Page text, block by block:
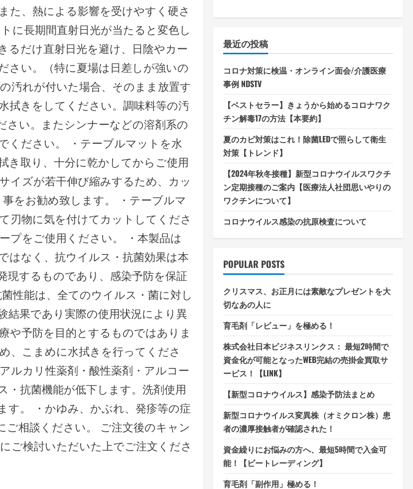
た、熱による影響を受けやすく硬さ
に長期間直射日光が当たると変色し
るだけ直射日光を避け、日陰やカー
さい。（特に夏場は日差しが強いの
汚れが付いた場合、そのまま放置す
拭きをしてください。調味料等の汚
さい。またシンナーなどの溶剤系の
ください。 ・テーブルマットを水
き取り、十分に乾かしてからご使用
イズが若干伸び縮みするため、カッ
をお勧め致します。 ・テーブルマ
刃物に気を付けてカットしてくださ
プをご使用ください。 ・本製品は
はなく、抗ウイルス・抗菌効果は本
現するものであり、感染予防を保証
性能は、全てのウイルス・菌に対し
結果であり実際の使用状況により異
や予防を目的とするものではありま
、こまめに水拭きを行ってくださ
ルカリ性薬剤・酸性薬剤・アルコー
抗菌機能が低下します。洗剤使用
す。 ・かゆみ、かぶれ、発疹等の症
相談ください。 ご注文後のキャン
ご検討いただいた上でご注文くださ
最近の投稿
コロナ対策に検温・オンライン面会/介護医療
事例 NDSTV
【ベストセラー】きょうから始めるコロナワク
チン解毒17の方法【本要約】
夏のカビ対策はこれ！除菌LEDで照らして衛生
対策【トレンド】
【2024年秋冬接種】新型コロナウイルスワクチ
ン定期接種のご案内【医療法人社団思いやりの
ワクチンについて】
コロナウイルス感染の抗原検査について
POPULAR POSTS
クリスマス、お正月には素敵なプレゼントを大
切なあの人に
育毛剤「レビュー」を極める！
株式会社日本ビジネスリンクス： 最短2時間で
資金化が可能となったWEB完結の売掛金買取サ
ービス！【LINK】
【新型コロナウイルス】感染予防法まとめ
新型コロナウイルス変異株（オミクロン株）患
者の濃厚接触者が確認された！
資金繰りにお悩みの方へ、最短5時間で入金可
能！【ビートレーディング】
育毛剤「副作用」極める！